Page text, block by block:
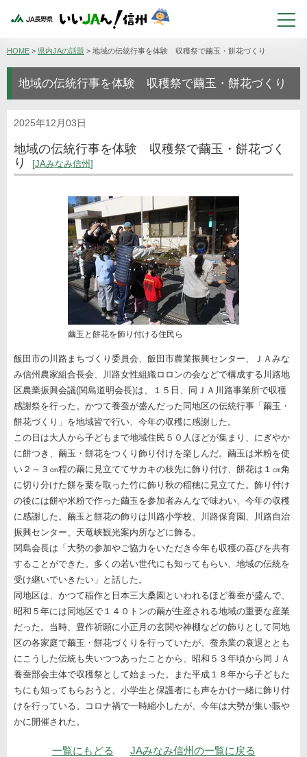
HOME > 県内JAの話題 > 地域の伝統行事を体験 収穫祭で繭玉・餅花づくり
地域の伝統行事を体験 収穫祭で繭玉・餅花づくり
2025年12月03日
地域の伝統行事を体験 収穫祭で繭玉・餅花づく
り
JAみなみ信州
繭玉と餅花を飾り付ける住民ら
飯田市の川路まちづくり委員会、飯田市農業振興センター、ＪＡみな
み信州農家組合長会、川路女性組織ロロンの会などで構成する川路地
区農業振興会議(関島道明会長)は、１５日、同ＪＡ川路事業所で収穫
感謝祭を行った。かつて養蚕が盛んだった同地区の伝統行事「繭玉・
餅花づくり」を地域皆で行い、今年の収穫に感謝した。
この日は大人から子どもまで地域住民５０人ほどが集まり、にぎやか
に餅つき、繭玉・餅花をつくり飾り付けを楽しんだ。繭玉は米粉を使
い２～３㎝程の繭に見立ててサカキの枝先に飾り付け、餅花は１㎝角
に切り分けた餅を葉を取った竹に飾り秋の稲穂に見立てた。飾り付け
の後には餅や米粉で作った繭玉を参加者みんなで味わい、今年の収穫
に感謝した。繭玉と餅花の飾りは川路小学校、川路保育園、川路自治
振興センター、天竜峡観光案内所などに飾る。
関島会長は「大勢の参加やご協力をいただき今年も収穫の喜びを共有
することができた。多くの若い世代にも知ってもらい、地域の伝統を
受け継いでいきたい」と話した。
同地区は、かつて稲作と日本三大桑園といわれるほど養蚕が盛んで、
昭和５年には同地区で１４０トンの繭が生産される地域の重要な産業
だった。当時、豊作祈願に小正月の玄関や神棚などの飾りとして同地
区の各家庭で繭玉・餅花づくりを行っていたが、蚕糸業の衰退ととも
にこうした伝統も失いつつあったことから、昭和５３年頃から同ＪＡ
養蚕部会主体で収穫祭として始まった。また平成１８年から子どもた
ちにも知ってもらおうと、小学生と保護者にも声をかけ一緒に飾り付
けを行っている。コロナ禍で一時縮小したが、今年は大勢が集い賑や
かに開催された。
ナビゲーション
一覧にもどる JAみなみ信州の一覧に戻る